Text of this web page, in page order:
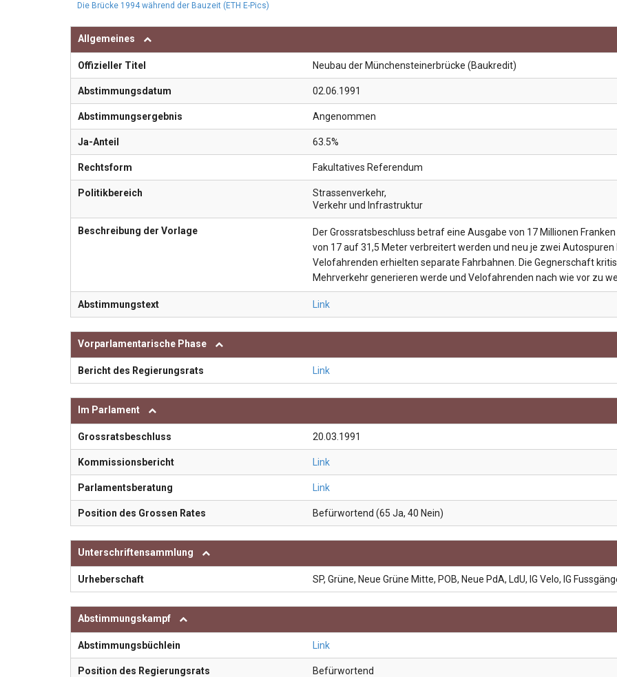
Die Brücke 1994 während der Bauzeit (ETH E-Pics)
Allgemeines
Offizieller Titel Neubau der Münchensteinerbrücke (Baukredit)
Abstimmungsdatum 02.06.1991
Abstimmungsergebnis Angenommen
Ja-Anteil 63.5%
Rechtsform Fakultatives Referendum
Politikbereich Strassenverkehr,
Verkehr und Infrastruktur
Beschreibung der Vorlage
Der Grossratsbeschluss betraf eine Ausgabe von 17 Millionen
von 17 auf 31,5 Meter verbreitert werden und neu je zwei
Velofahrenden erhielten separate Fahrbahnen. Die Gegnerschaft
Mehrverkehr generieren werde und Velofahrenden nach wie vor zu
Abstimmungstext Link
Vorparlamentarische Phase
Bericht des Regierungsrats Link
Im Parlament
Grossratsbeschluss 20.03.1991
Kommissionsbericht Link
Parlamentsberatung Link
Position des Grossen Rates Befürwortend (65 Ja, 40 Nein)
Unterschriftensammlung
Urheberschaft SP, Grüne, Neue Grüne Mitte, POB, Neue PdA, LdU, IG Velo, IG
Abstimmungskampf
Abstimmungsbüchlein Link
Position des Regierungsrats Befürwortend